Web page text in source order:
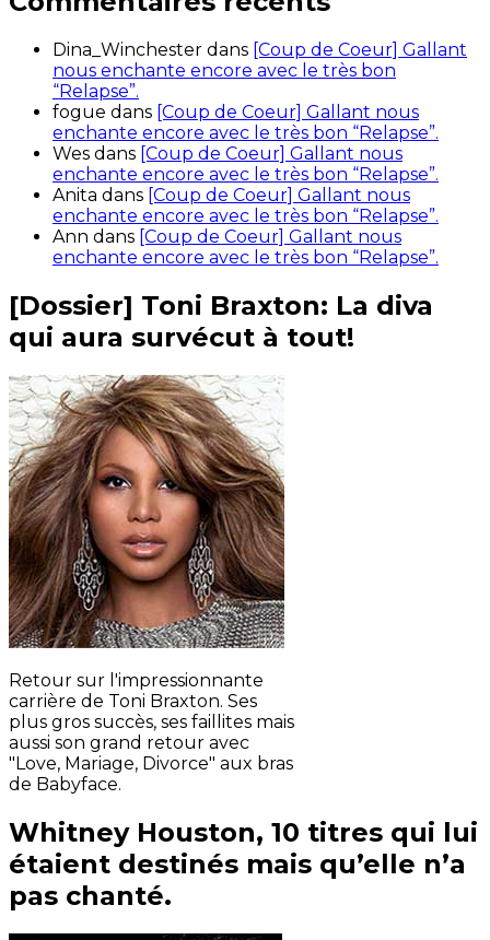
Dina_Winchester dans [Coup de Coeur] Gallant
nous enchante encore avec le très bon
“Relapse”.
fogue dans [Coup de Coeur] Gallant nous
enchante encore avec le très bon “Relapse”.
Wes dans [Coup de Coeur] Gallant nous
enchante encore avec le très bon “Relapse”.
Anita dans [Coup de Coeur] Gallant nous
enchante encore avec le très bon “Relapse”.
Ann dans [Coup de Coeur] Gallant nous
enchante encore avec le très bon “Relapse”.
[Dossier] Toni Braxton: La diva
qui aura survécut à tout!
Retour sur l'impressionnante
carrière de Toni Braxton. Ses
plus gros succès, ses faillites mais
aussi son grand retour avec
"Love, Mariage, Divorce" aux bras
de Babyface.
Whitney Houston, 10 titres qui lui
étaient destinés mais qu’elle n’a
pas chanté.